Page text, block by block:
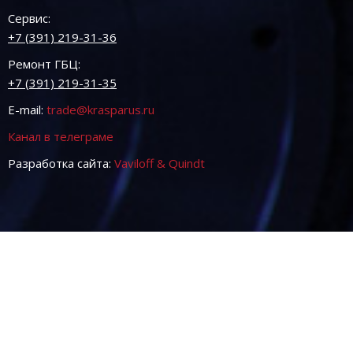
Сервис:
+7 (391) 219-31-36
Ремонт ГБЦ:
+7 (391) 219-31-35
E-mail: trade@krasparus.ru
Канал в телеграме
Разработка сайта: Vaviloff & Quindt